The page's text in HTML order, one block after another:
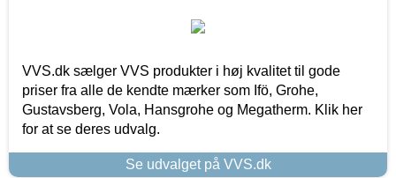
VVS.dk sælger VVS produkter i høj kvalitet til gode
priser fra alle de kendte mærker som Ifö, Grohe,
Gustavsberg, Vola, Hansgrohe og Megatherm. Klik her
for at se deres udvalg.
Se udvalget på VVS.dk